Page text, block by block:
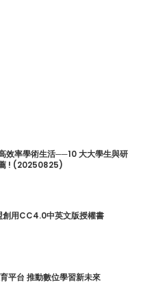
效率學術生活──10 大大學生與研
! (20250825)
創用CC4.0中英文版授權書
平台 推動數位學習新未來